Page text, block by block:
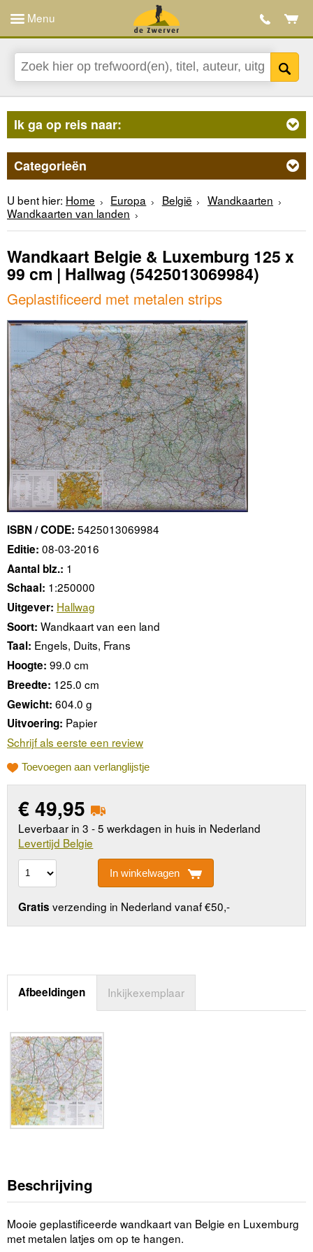
Menu
Ik ga op reis naar:
Categorieën
U bent hier: Home Europa België
Wandkaarten
Wandkaarten van landen
Wandkaart Belgie & Luxemburg 125 x
99 cm | Hallwag (5425013069984)
Geplastificeerd met metalen strips
ISBN / CODE: 5425013069984
Editie: 08-03-2016
Aantal blz.: 1
Schaal: 1:250000
Uitgever: Hallwag
Soort: Wandkaart van een land
Taal: Engels, Duits, Frans
Hoogte: 99.0 cm
Breedte: 125.0 cm
Gewicht: 604.0 g
Uitvoering: Papier
Schrijf als eerste een review
Toevoegen aan verlanglijstje
€49,95
Leverbaar in 3 - 5 werkdagen in huis in Nederland
Levertijd Belgie
In winkelwagen
Gratis verzending in Nederland vanaf €50,-
Afbeeldingen Inkijkexemplaar
Beschrijving
Mooie geplastificeerde wandkaart van Belgie en Luxemburg
met metalen latjes om op te hangen.